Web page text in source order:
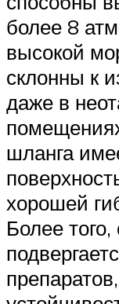
более 8
высокой
склонны к
даже в
шланга
хорошей
Более